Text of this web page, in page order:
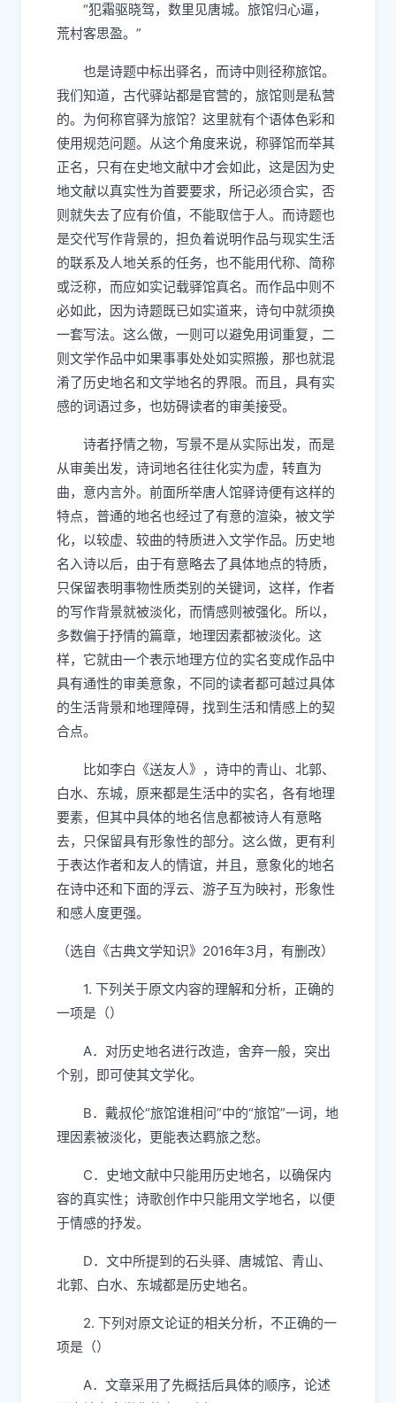
“犯霜驱晓驾，数里见唐城。旅馆归心逼，
荒村客思盈。”
也是诗题中标出驿名，而诗中则径称旅馆。
我们知道，古代驿站都是官营的，旅馆则是私营
的。为何称官驿为旅馆？这里就有个语体色彩和
使用规范问题。从这个角度来说，称驿馆而举其
正名，只有在史地文献中才会如此，这是因为史
地文献以真实性为首要要求，所记必须合实，否
则就失去了应有价值，不能取信于人。而诗题也
是交代写作背景的，担负着说明作品与现实生活
的联系及人地关系的任务，也不能用代称、简称
或泛称，而应如实记载驿馆真名。而作品中则不
必如此，因为诗题既已如实道来，诗句中就须换
一套写法。这么做，一则可以避免用词重复，二
则文学作品中如果事事处处如实照搬，那也就混
淆了历史地名和文学地名的界限。而且，具有实
感的词语过多，也妨碍读者的审美接受。
诗者抒情之物，写景不是从实际出发，而是
从审美出发，诗词地名往往化实为虚，转直为
曲，意内言外。前面所举唐人馆驿诗便有这样的
特点，普通的地名也经过了有意的渲染，被文学
化，以较虚、较曲的特质进入文学作品。历史地
名入诗以后，由于有意略去了具体地点的特质，
只保留表明事物性质类别的关键词，这样，作者
的写作背景就被淡化，而情感则被强化。所以，
多数偏于抒情的篇章，地理因素都被淡化。这
样，它就由一个表示地理方位的实名变成作品中
具有通性的审美意象，不同的读者都可越过具体
的生活背景和地理障碍，找到生活和情感上的契
合点。
比如李白《送友人》，诗中的青山、北郭、
白水、东城，原来都是生活中的实名，各有地理
要素，但其中具体的地名信息都被诗人有意略
去，只保留具有形象性的部分。这么做，更有利
于表达作者和友人的情谊，并且，意象化的地名
在诗中还和下面的浮云、游子互为映衬，形象性
和感人度更强。
（选自《古典文学知识》2016年3月，有删改）
1. 下列关于原文内容的理解和分析，正确的
一项是（）
A．对历史地名进行改造，舍弃一般，突出
个别，即可使其文学化。
B．戴叔伦“旅馆谁相问”中的“旅馆”一词，地
理因素被淡化，更能表达羁旅之愁。
C．史地文献中只能用历史地名，以确保内
容的真实性；诗歌创作中只能用文学地名，以便
于情感的抒发。
D．文中所提到的石头驿、唐城馆、青山、
北郭、白水、东城都是历史地名。
2. 下列对原文论证的相关分析，不正确的一
项是（）
A．文章采用了先概括后具体的顺序，论述